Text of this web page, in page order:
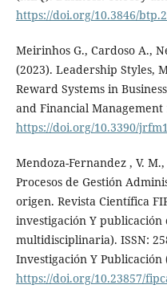
https://doi.org/10.3846/
Meirinhos G., Cardoso A.,
(2023). Leadership Styles,
Reward Systems in
and Financial Management
https://doi.org/10.3390/
Mendoza-Fernandez , V.
Procesos de Gestión
origen. Revista Científica
investigación Y publicación
multidisciplinaria). ISSN:
Investigación Y Publicación
https://doi.org/10.23857/